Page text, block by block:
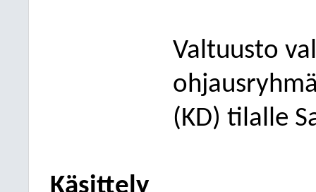
Valtuusto
(KD) tilalle